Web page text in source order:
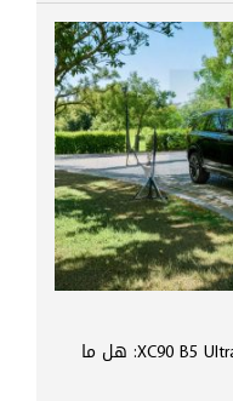
تجربة فولفو XC90 B5 Ultra Black Edition 2026: هل ما